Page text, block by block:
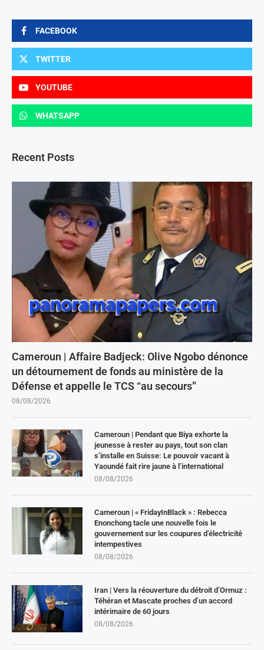
FACEBOOK
TWITTER
YOUTUBE
WHATSAPP
Recent Posts
Cameroun | Affaire Badjeck: Olive Ngobo dénonce
un détournement de fonds au ministère de la
Défense et appelle le TCS “au secours”
08/08/2026
Cameroun | Pendant que Biya exhorte la
jeunesse à rester au pays, tout son clan
s’installe en Suisse: Le pouvoir vacant à
Yaoundé fait rire jaune à l’international
08/08/2026
Cameroun | « FridayInBlack » : Rebecca
Enonchong tacle une nouvelle fois le
gouvernement sur les coupures d’électricité
intempestives
08/08/2026
Iran | Vers la réouverture du détroit d’Ormuz :
Téhéran et Mascate proches d’un accord
intérimaire de 60 jours
08/08/2026